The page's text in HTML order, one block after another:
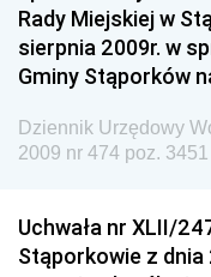
Dziennik
Żeglugi
Dziennik
Dziennik
Dziennik
Rady Miejskiej w
sierpnia 2009r. w
Gminy Stąporków
Dziennik Urzędowy
2009 nr 474 poz. 3451
Uchwała nr XLII/
Stąporkowie z dnia